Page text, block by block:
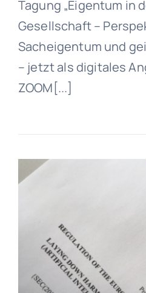
Tagung „Eigentum in
Gesellschaft –
Sacheigentum und
– jetzt als digitales
ZOOM[...]